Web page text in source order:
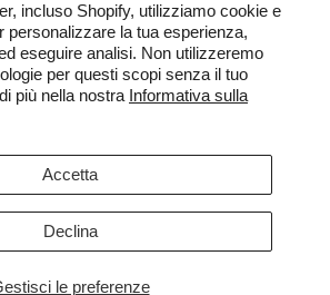
incluso Shopify, utilizziamo cookie e
personalizzare la tua esperienza,
eseguire analisi. Non utilizzeremo
per questi scopi senza il tuo
più nella nostra Informativa sulla
le preferenze
Accetta
Declina